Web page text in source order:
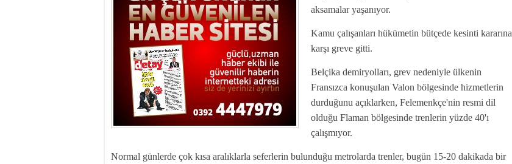
aksamalar yaşanıyor.
Kamu çalışanları hükümetin bütçede kesinti kararına
karşı greve gitti.
Belçika demiryolları, grev nedeniyle ülkenin
Fransızca konuşulan Valon bölgesinde hizmetlerin
durduğunu açıklarken, Felemenkçe'nin resmi dil
olduğu Flaman bölgesinde trenlerin yüzde 40'ı
çalışmıyor.
Normal günlerde çok kısa aralıklarla seferlerin bulunduğu metrolarda trenler, bugün 15-20 dakikada bir